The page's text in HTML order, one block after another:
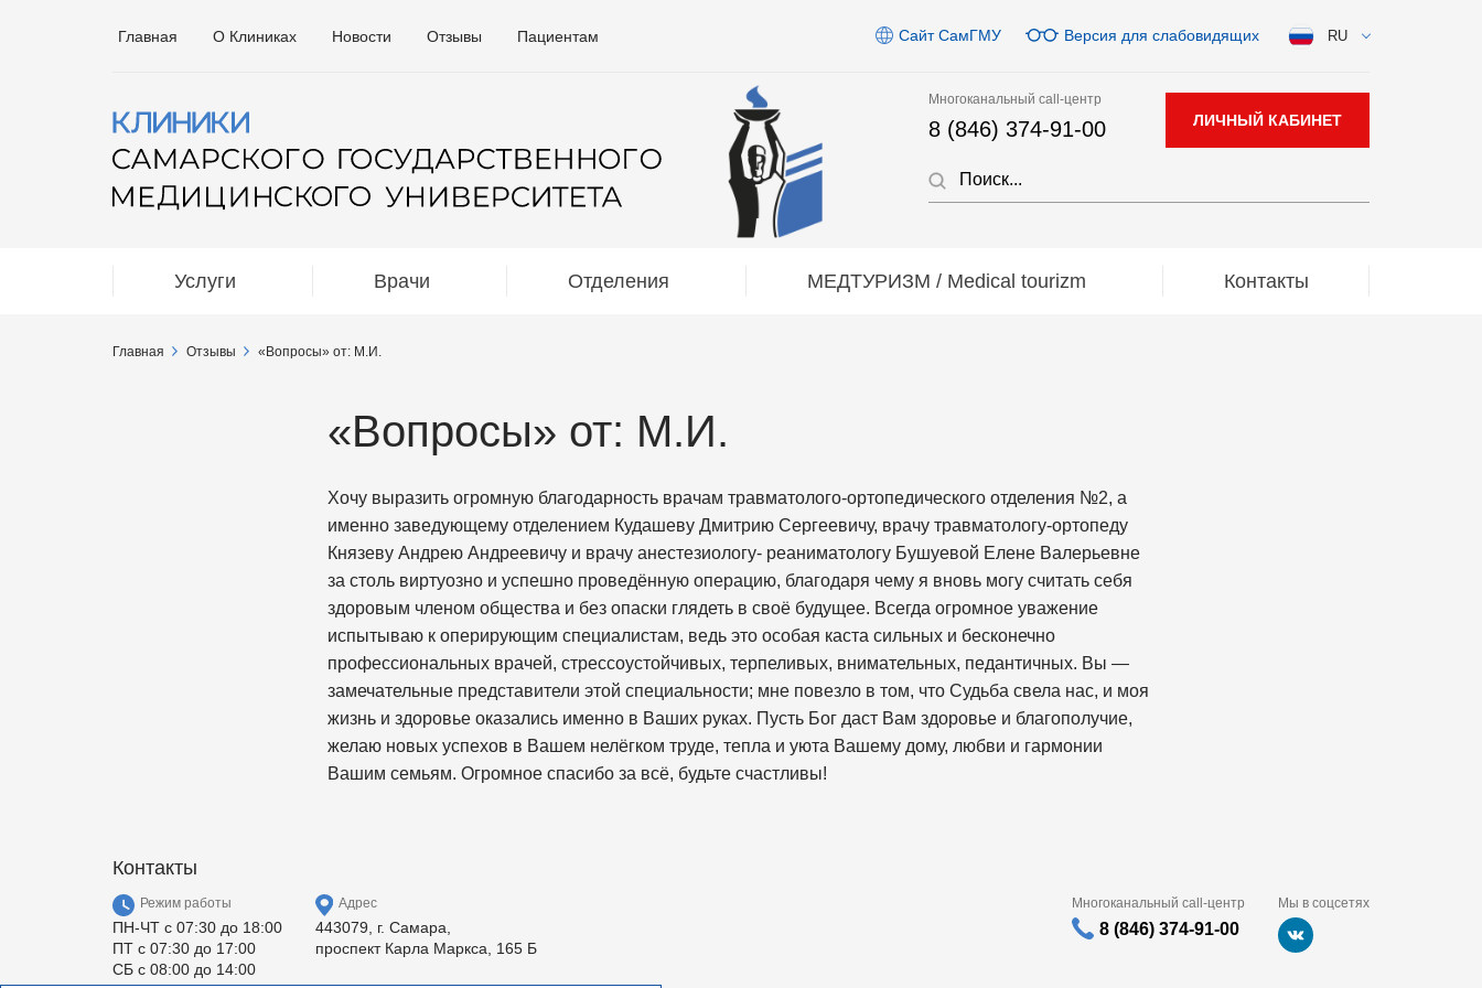
Главная О Клиниках Новости Отзывы Пациентам Сайт СамГМУ Версия для слабовидящих RU
Многоканальный call-центр
8 (846) 374-91-00 ЛИЧНЫЙ КАБИНЕТ
Услуги Врачи Отделения МЕДТУРИЗМ / Medical tourizm Контакты
Главная Отзывы «Вопросы» от: М.И.
«Вопросы» от: М.И.
Хочу выразить огромную благодарность врачам травматолого-ортопедического отделения №2, а
именно заведующему отделением Кудашеву Дмитрию Сергеевичу, врачу травматологу-ортопеду
Князеву Андрею Андреевичу и врачу анестезиологу- реаниматологу Бушуевой Елене Валерьевне
за столь виртуозно и успешно проведённую операцию, благодаря чему я вновь могу считать себя
здоровым членом общества и без опаски глядеть в своё будущее. Всегда огромное уважение
испытываю к оперирующим специалистам, ведь это особая каста сильных и бесконечно
профессиональных врачей, стрессоустойчивых, терпеливых, внимательных, педантичных. Вы —
замечательные представители этой специальности; мне повезло в том, что Судьба свела нас, и моя
жизнь и здоровье оказались именно в Ваших руках. Пусть Бог даст Вам здоровье и благополучие,
желаю новых успехов в Вашем нелёгком труде, тепла и уюта Вашему дому, любви и гармонии
Вашим семьям. Огромное спасибо за всё, будьте счастливы!
Контакты
Режим работы
ПН-ЧТ с 07:30 до 18:00
ПТ с 07:30 до 17:00
СБ с 08:00 до 14:00
Адрес
443079, г. Самара,
проспект Карла Маркса, 165 Б
Многоканальный call-центр
8 (846) 374-91-00
Мы в соцсетях